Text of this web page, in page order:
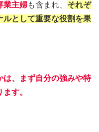
業主婦も含まれ、 それぞ
ルとして重要な役割を果
は、まず自分の強みや特
す。